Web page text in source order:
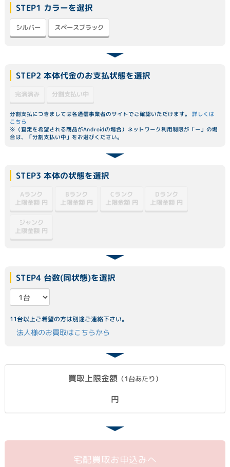
STEP1 カラーを選択
シルバー スペースブラック
STEP2 本体代金のお支払状態を選択
完済済み 分割支払い中
分割支払につきましては各通信事業者のサイトでご確認いただけます。詳しくは
こちら
※（査定を希望される商品がAndroidの場合）ネットワーク利用制限が「ー」の場
合は、「分割支払い中」をお選びください。
STEP3 本体の状態を選択
Aランク
上限金額 円
Bランク
上限金額 円
Cランク
上限金額 円
Dランク
上限金額 円
ジャンク
上限金額 円
STEP4 台数(同状態)を選択
11台以上ご希望の方は別途ご連絡下さい。
法人様のお買取はこちらから
買取上限金額 （1台あたり）
円
宅配買取お申込みへ